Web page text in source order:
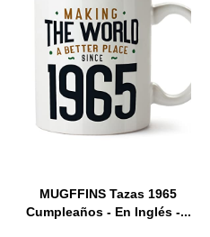
MUGFFINS Tazas 1965
Cumpleaños - En Inglés -...